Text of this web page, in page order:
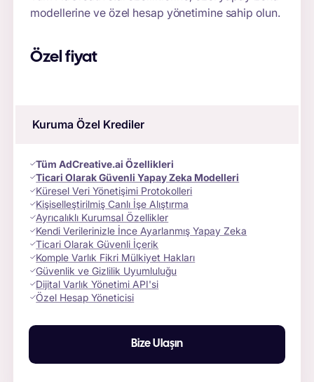
modellerine ve özel hesap yönetimine sahip olun.
Özel fiyat
Kuruma Özel Krediler
Tüm AdCreative.ai Özellikleri
Ticari Olarak Güvenli Yapay Zeka Modelleri
Küresel Veri Yönetişimi Protokolleri
Kişiselleştirilmiş Canlı İşe Alıştırma
Ayrıcalıklı Kurumsal Özellikler
Kendi Verilerinizle İnce Ayarlanmış Yapay Zeka
Ticari Olarak Güvenli İçerik
Komple Varlık Fikri Mülkiyet Hakları
Güvenlik ve Gizlilik Uyumluluğu
Dijital Varlık Yönetimi API'si
Özel Hesap Yöneticisi
Bize Ulaşın